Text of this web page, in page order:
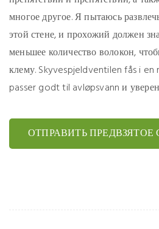
многое другое. Я пытаюсь
этой стене, и прохожий должен
меньшее количество волокон,
клему. Skyvespjeldventilen fås i
passer godt til avløpsvann и
ОТПРАВИТЬ ПРЕДВЗЯТОЕ